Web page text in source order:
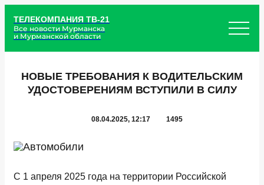
ТЕЛЕКОМПАНИЯ ТВ-21
Все новости Мурманска
и Мурманской области
НОВЫЕ ТРЕБОВАНИЯ К ВОДИТЕЛЬСКИМ
УДОСТОВЕРЕНИЯМ ВСТУПИЛИ В СИЛУ
08.04.2025, 12:17 1495
С 1 апреля 2025 года на территории Российской